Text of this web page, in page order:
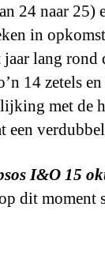
24 naar
in
lang rond
14 zetels
met de
een
I&O 15
dit moment